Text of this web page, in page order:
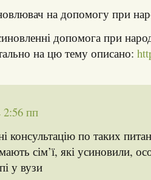
на допомогу при
допомога при
на цю тему описано:
2:56 пп
консультацію по таких
сім’ї, які усиновили,
у вузи